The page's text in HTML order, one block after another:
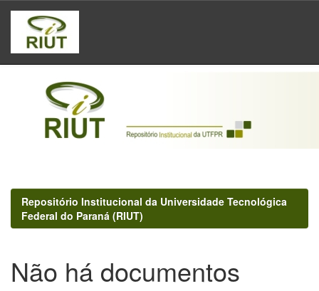
Skip
navigation
Repositório Institucional da Universidade Tecnológica
Federal do Paraná (RIUT)
Não há documentos